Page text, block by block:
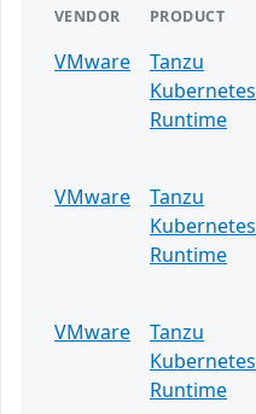
VENDOR PRODUCT
VMware
Tanzu
Kubernetes
Runtime
VMware
Tanzu
Kubernetes
Runtime
VMware
Tanzu
Kubernetes
Runtime